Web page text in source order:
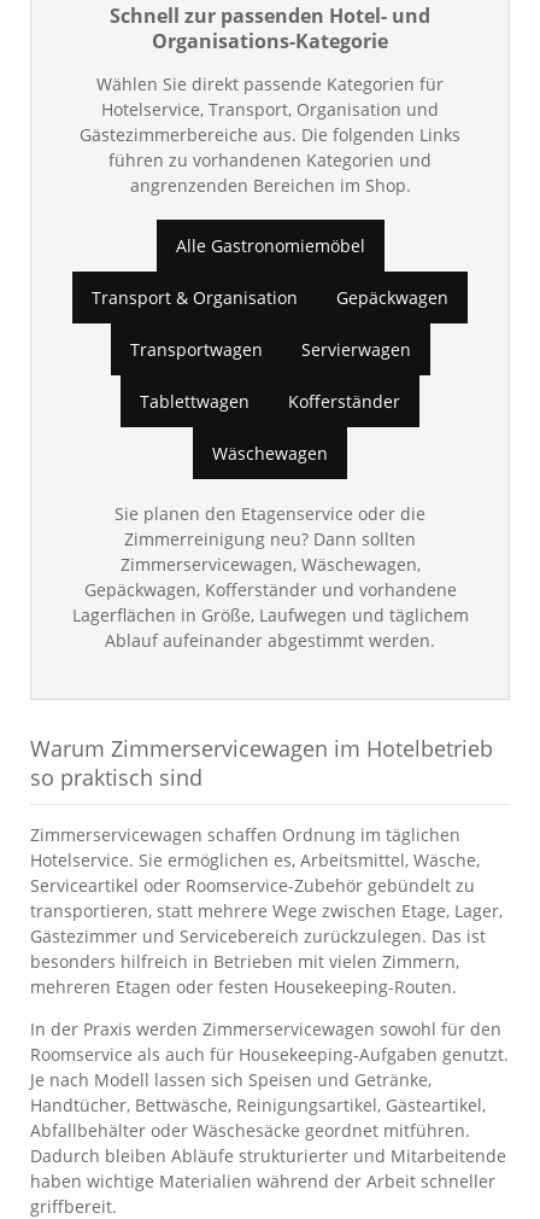
Schnell zur passenden Hotel- und
Organisations-Kategorie
Wählen Sie direkt passende Kategorien für
Hotelservice, Transport, Organisation und
Gästezimmerbereiche aus. Die folgenden Links
führen zu vorhandenen Kategorien und
angrenzenden Bereichen im Shop.
Alle Gastronomiemöbel
Transport & Organisation Gepäckwagen
Transportwagen Servierwagen
Tablettwagen Kofferständer
Wäschewagen
Sie planen den Etagenservice oder die
Zimmerreinigung neu? Dann sollten
Zimmerservicewagen, Wäschewagen,
Gepäckwagen, Kofferständer und vorhandene
Lagerflächen in Größe, Laufwegen und täglichem
Ablauf aufeinander abgestimmt werden.
Warum Zimmerservicewagen im Hotelbetrieb
so praktisch sind
Zimmerservicewagen schaffen Ordnung im täglichen
Hotelservice. Sie ermöglichen es, Arbeitsmittel, Wäsche,
Serviceartikel oder Roomservice-Zubehör gebündelt zu
transportieren, statt mehrere Wege zwischen Etage, Lager,
Gästezimmer und Servicebereich zurückzulegen. Das ist
besonders hilfreich in Betrieben mit vielen Zimmern,
mehreren Etagen oder festen Housekeeping-Routen.
In der Praxis werden Zimmerservicewagen sowohl für den
Roomservice als auch für Housekeeping-Aufgaben genutzt.
Je nach Modell lassen sich Speisen und Getränke,
Handtücher, Bettwäsche, Reinigungsartikel, Gästeartikel,
Abfallbehälter oder Wäschesäcke geordnet mitführen.
Dadurch bleiben Abläufe strukturierter und Mitarbeitende
haben wichtige Materialien während der Arbeit schneller
griffbereit.